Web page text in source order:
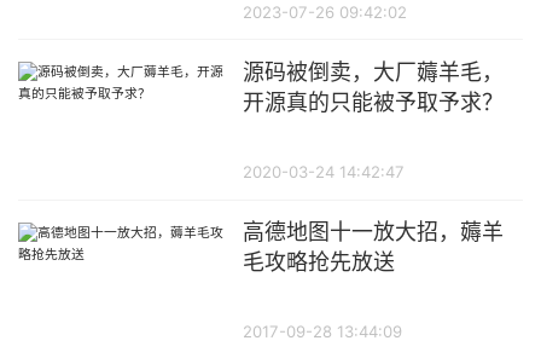
2023-07-26 09:42:02
源码被倒卖，大厂薅羊毛，
开源真的只能被予取予求？
2020-03-24 14:42:47
高德地图十一放大招，薅羊
毛攻略抢先放送
2017-09-28 13:44:09